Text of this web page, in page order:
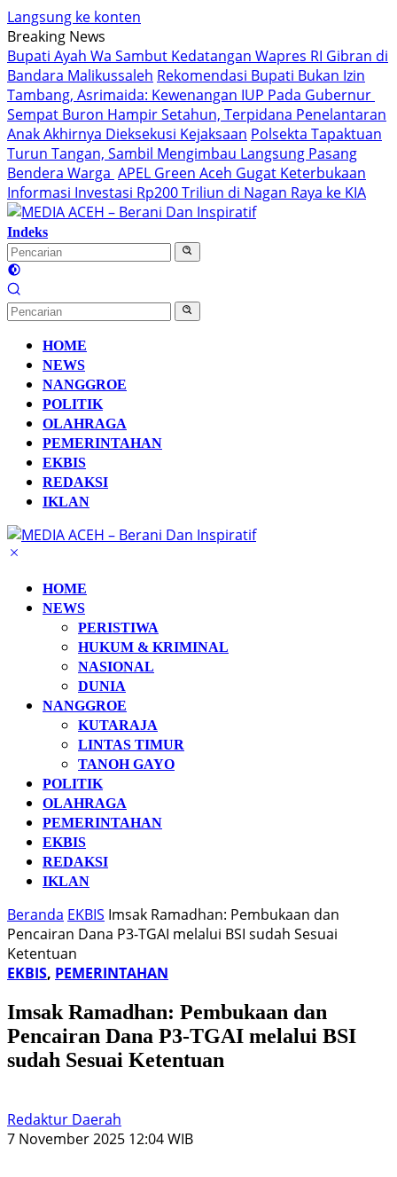
Langsung ke konten
Breaking News
Bupati Ayah Wa Sambut Kedatangan Wapres RI Gibran di
Bandara Malikussaleh Rekomendasi Bupati Bukan Izin
Tambang, Asrimaida: Kewenangan IUP Pada Gubernur
Sempat Buron Hampir Setahun, Terpidana Penelantaran
Anak Akhirnya Dieksekusi Kejaksaan Polsekta Tapaktuan
Turun Tangan, Sambil Mengimbau Langsung Pasang
Bendera Warga APEL Green Aceh Gugat Keterbukaan
Informasi Investasi Rp200 Triliun di Nagan Raya ke KIA
Indeks
HOME
NEWS
NANGGROE
POLITIK
OLAHRAGA
PEMERINTAHAN
EKBIS
REDAKSI
IKLAN
HOME
NEWS
PERISTIWA
HUKUM & KRIMINAL
NASIONAL
DUNIA
NANGGROE
KUTARAJA
LINTAS TIMUR
TANOH GAYO
POLITIK
OLAHRAGA
PEMERINTAHAN
EKBIS
REDAKSI
IKLAN
Beranda EKBIS Imsak Ramadhan: Pembukaan dan
Pencairan Dana P3-TGAI melalui BSI sudah Sesuai
Ketentuan
EKBIS, PEMERINTAHAN
Imsak Ramadhan: Pembukaan dan
Pencairan Dana P3-TGAI melalui BSI
sudah Sesuai Ketentuan
Redaktur Daerah
7 November 2025 12:04 WIB